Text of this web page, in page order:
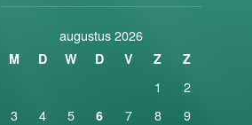
augustus 2026
M D W D V Z Z
1
2
3
4 5 6 7 8
9